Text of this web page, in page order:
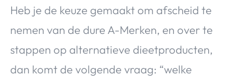
Heb je de keuze gemaakt om afscheid te
nemen van de dure A-Merken, en over te
stappen op alternatieve dieetproducten,
dan komt de volgende vraag: “welke